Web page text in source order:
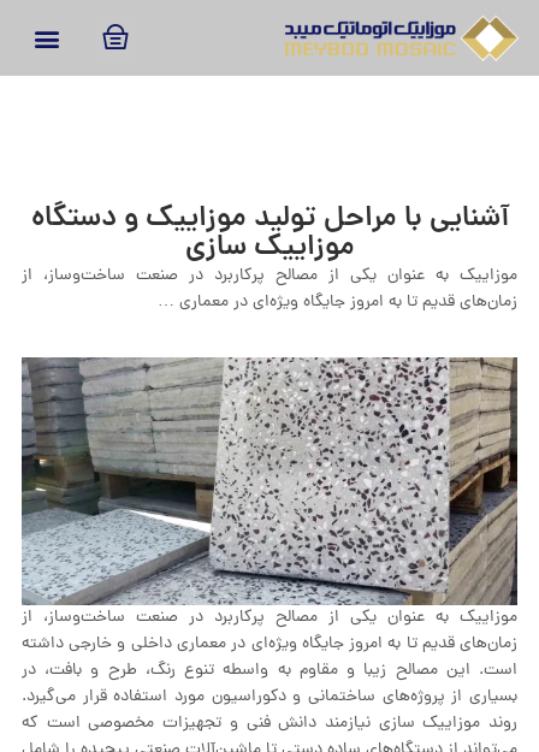
آشنایی با مراحل توليد موزاییک و دستگاه
موزاییک‌ سازی
موزاییک به عنوان یکی از مصالح پرکاربرد در صنعت ساخت‌وساز، از
زمان‌های قدیم تا به امروز جایگاه ویژه‌ای در معماری …
موزاییک به عنوان یکی از مصالح پرکاربرد در صنعت ساخت‌وساز، از
زمان‌های قدیم تا به امروز جایگاه ویژه‌ای در معماری داخلی و خارجی داشته
است. این مصالح زیبا و مقاوم به واسطه تنوع رنگ، طرح و بافت، در
بسیاری از پروژه‌های ساختمانی و دکوراسیون مورد استفاده قرار می‌گیرد.
روند موزاییک‌ سازی نیازمند دانش فنی و تجهیزات مخصوصی است که